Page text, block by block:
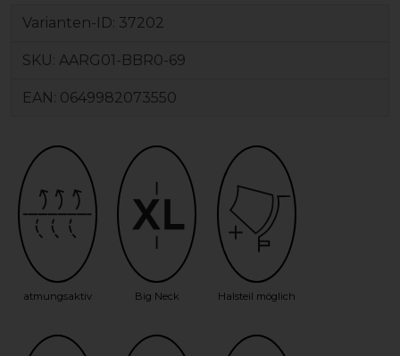
Varianten-ID: 37202
SKU: AARG01-BBR0-69
EAN: 0649982073550
atmungsaktiv Big Neck Halsteil möglich